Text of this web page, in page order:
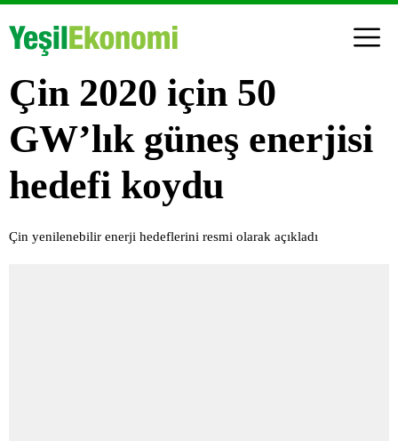
Çin 2020 için 50
GW’lık güneş enerjisi
hedefi koydu
Çin yenilenebilir enerji hedeflerini resmi olarak açıkladı